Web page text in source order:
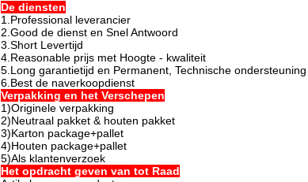
De diensten
1.Professional leverancier
2.Good de dienst en Snel Antwoord
3.Short Levertijd
4.Reasonable prijs met Hoogte - kwaliteit
5.Long garantietijd en Permanent, Technische ondersteuning
6.Best de naverkoopdienst
Verpakking en het Verschepen
1)Originele verpakking
2)Neutraal pakket & houten pakket
3)Karton package+pallet
4)Houten package+pallet
5)Als klantenverzoek
Het opdracht geven van tot Raad